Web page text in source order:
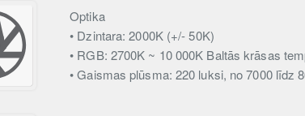
Optika
• Dzintara: 2000K (+/- 50K)
• RGB: 2700K ~ 10 000K Baltās krāsas
• Gaismas plūsma: 220 luksi, no 7000 līdz